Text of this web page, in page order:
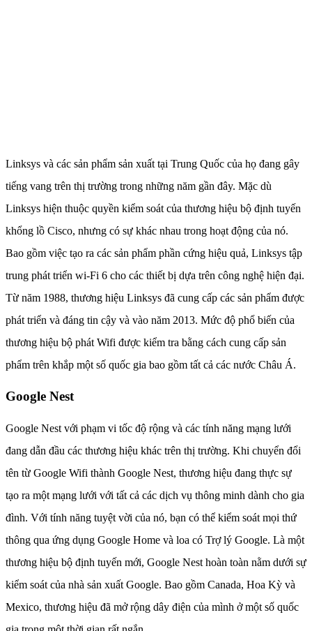
Linksys và các sản phẩm sản xuất tại Trung Quốc của họ đang gây
tiếng vang trên thị trường trong những năm gần đây. Mặc dù
Linksys hiện thuộc quyền kiểm soát của thương hiệu bộ định tuyến
khổng lồ Cisco, nhưng có sự khác nhau trong hoạt động của nó.
Bao gồm việc tạo ra các sản phẩm phần cứng hiệu quả, Linksys tập
trung phát triển wi-Fi 6 cho các thiết bị dựa trên công nghệ hiện đại.
Từ năm 1988, thương hiệu Linksys đã cung cấp các sản phẩm được
phát triển và đáng tin cậy và vào năm 2013. Mức độ phổ biến của
thương hiệu bộ phát Wifi được kiểm tra bằng cách cung cấp sản
phẩm trên khắp một số quốc gia bao gồm tất cả các nước Châu Á.
Google Nest
Google Nest với phạm vi tốc độ rộng và các tính năng mạng lưới
đang dẫn đầu các thương hiệu khác trên thị trường. Khi chuyển đổi
tên từ Google Wifi thành Google Nest, thương hiệu đang thực sự
tạo ra một mạng lưới với tất cả các dịch vụ thông minh dành cho gia
đình. Với tính năng tuyệt vời của nó, bạn có thể kiểm soát mọi thứ
thông qua ứng dụng Google Home và loa có Trợ lý Google. Là một
thương hiệu bộ định tuyến mới, Google Nest hoàn toàn nằm dưới sự
kiểm soát của nhà sản xuất Google. Bao gồm Canada, Hoa Kỳ và
Mexico, thương hiệu đã mở rộng dây điện của mình ở một số quốc